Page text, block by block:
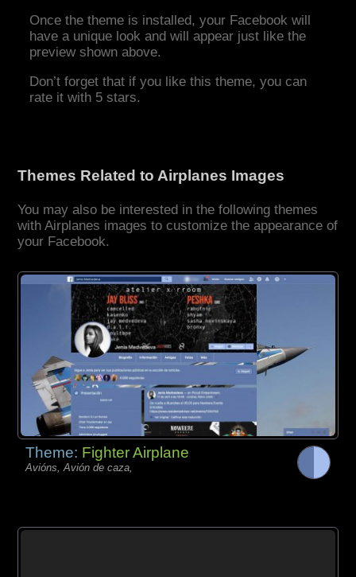
Once the theme is installed, your Facebook will
have a unique look and will appear just like the
preview shown above.
Don’t forget that if you like this theme, you can
rate it with 5 stars.
Themes Related to Airplanes Images
You may also be interested in the following themes
with Airplanes images to customize the appearance of
your Facebook.
Theme: Fighter Airplane
Avións, Avión de caza,